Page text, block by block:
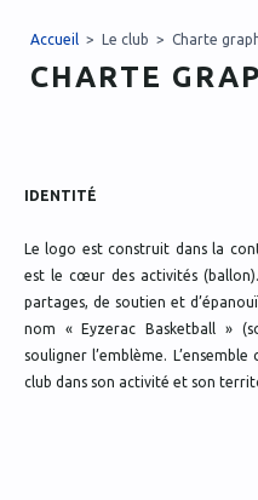
Accueil > Le club > Charte
CHARTE
IDENTITÉ
Le logo est construit dans la
est le cœur des activités
partages, de soutien et
nom « Eyzerac Basketball »
souligner l’emblème.
club dans son activité et son